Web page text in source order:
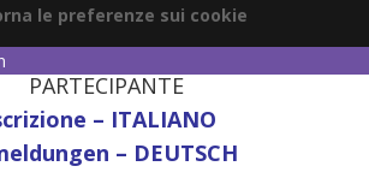
le preferenze sui cookie
PARTECIPANTE
– ITALIANO
– DEUTSCH